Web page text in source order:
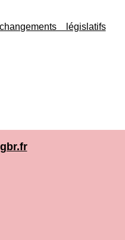
législatifs